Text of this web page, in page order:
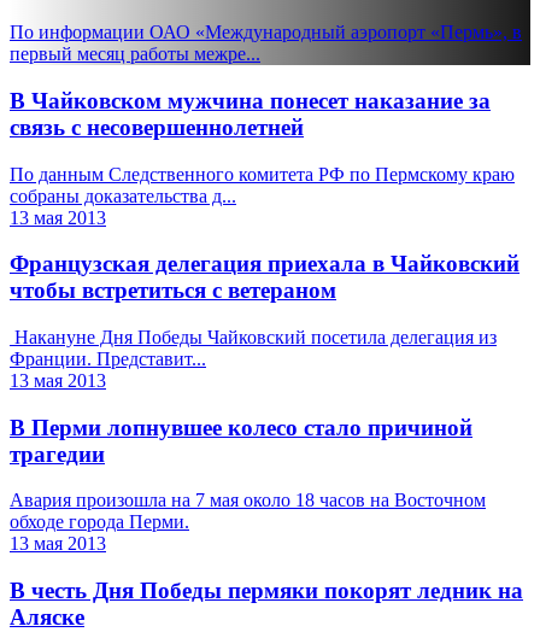
По информации ОАО «Международный аэропорт «Пермь», в
первый месяц работы межре...
В Чайковском мужчина понесет наказание за
связь с несовершеннолетней
По данным Следственного комитета РФ по Пермскому краю
собраны доказательства д...
13 мая 2013
Французская делегация приехала в Чайковский
чтобы встретиться с ветераном
Накануне Дня Победы Чайковский посетила делегация из
Франции. Представит...
13 мая 2013
В Перми лопнувшее колесо стало причиной
трагедии
Авария произошла на 7 мая около 18 часов на Восточном
обходе города Перми.
13 мая 2013
В честь Дня Победы пермяки покорят ледник на
Аляске